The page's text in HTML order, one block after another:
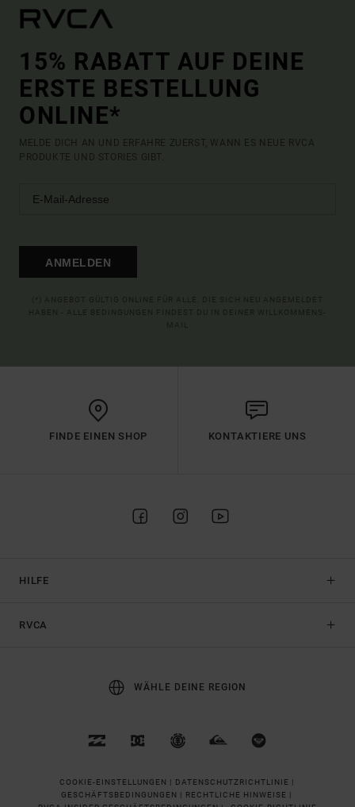
15% RABATT AUF DEINE
ERSTE BESTELLUNG
ONLINE*
MELDE DICH AN UND ERFAHRE ZUERST, WANN ES NEUE RVCA
PRODUKTE UND STORIES GIBT.
ANMELDEN
FINDE EINEN SHOP KONTAKTIERE UNS
HILFE
RVCA
WÄHLE DEINE REGION
COOKIE-EINSTELLUNGEN | DATENSCHUTZRICHTLINIE |
GESCHÄFTSBEDINGUNGEN | RECHTLICHE HINWEISE |